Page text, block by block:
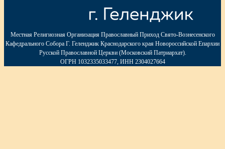
Местная Религиозная Организация Православный Приход Свято-Вознесенского
Кафедрального Собора Г. Геленджик Краснодарского края Новороссийской Епархии
Русской Православной Церкви (Московский Патриархат).
ОГРН 1032335033477, ИНН 2304027664